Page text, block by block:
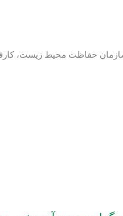
حفاظت محیط زیست،